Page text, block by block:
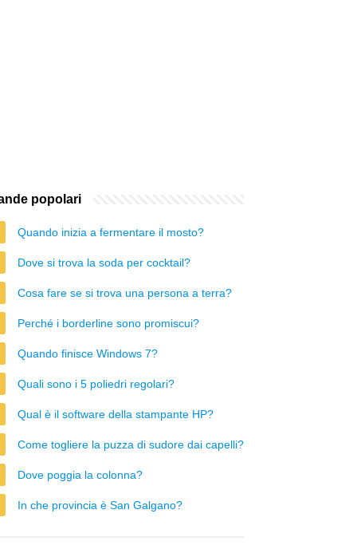
popolari
Quando inizia a fermentare il mosto?
Dove si trova la soda per cocktail?
Cosa fare se si trova una persona a terra?
Perché i borderline sono promiscui?
Quando finisce Windows 7?
Quali sono i 5 poliedri regolari?
Qual è il software della stampante HP?
Come togliere la puzza di sudore dai capelli?
Dove poggia la colonna?
In che provincia è San Galgano?